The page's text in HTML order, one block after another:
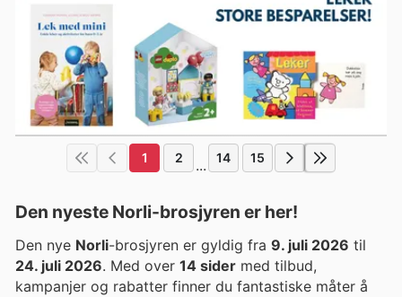
1 2 ... 14 15
Den nyeste Norli-brosjyren er her!
Den nye Norli-brosjyren er gyldig fra 9. juli 2026 til
24. juli 2026. Med over 14 sider med tilbud,
kampanjer og rabatter finner du fantastiske måter å